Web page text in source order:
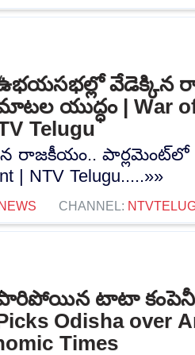
వేడెక్కిన
యుద్ధం | War
Telugu
రాజకీయం.. పార్లమెంట్‌లో
| NTV Telugu.....»»
CHANNEL:
టాటా కంపెనీ..
Odisha over
Times